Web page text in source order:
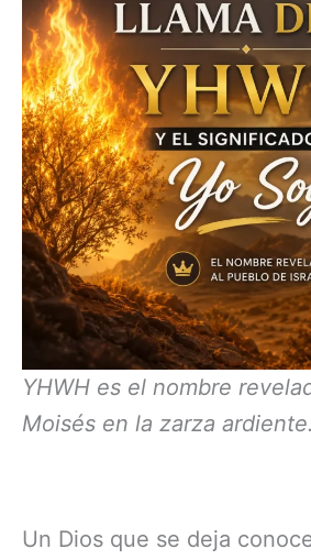
YHWH es el nombre
Moisés en la zarza ardiente.
Un Dios que se deja